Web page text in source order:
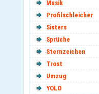
Musik
Profilschleicher
Sisters
Sprüche
Sternzeichen
Trost
Umzug
YOLO